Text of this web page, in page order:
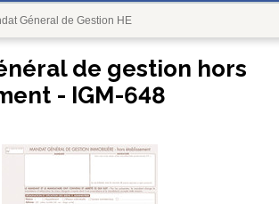
Géneral de Gestion HE
de gestion hors
- IGM-648